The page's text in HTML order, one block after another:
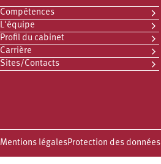
Compétences
L'équipe
Profil du cabinet
Carrière
Sites/Contacts
Mentions légalesProtection des données